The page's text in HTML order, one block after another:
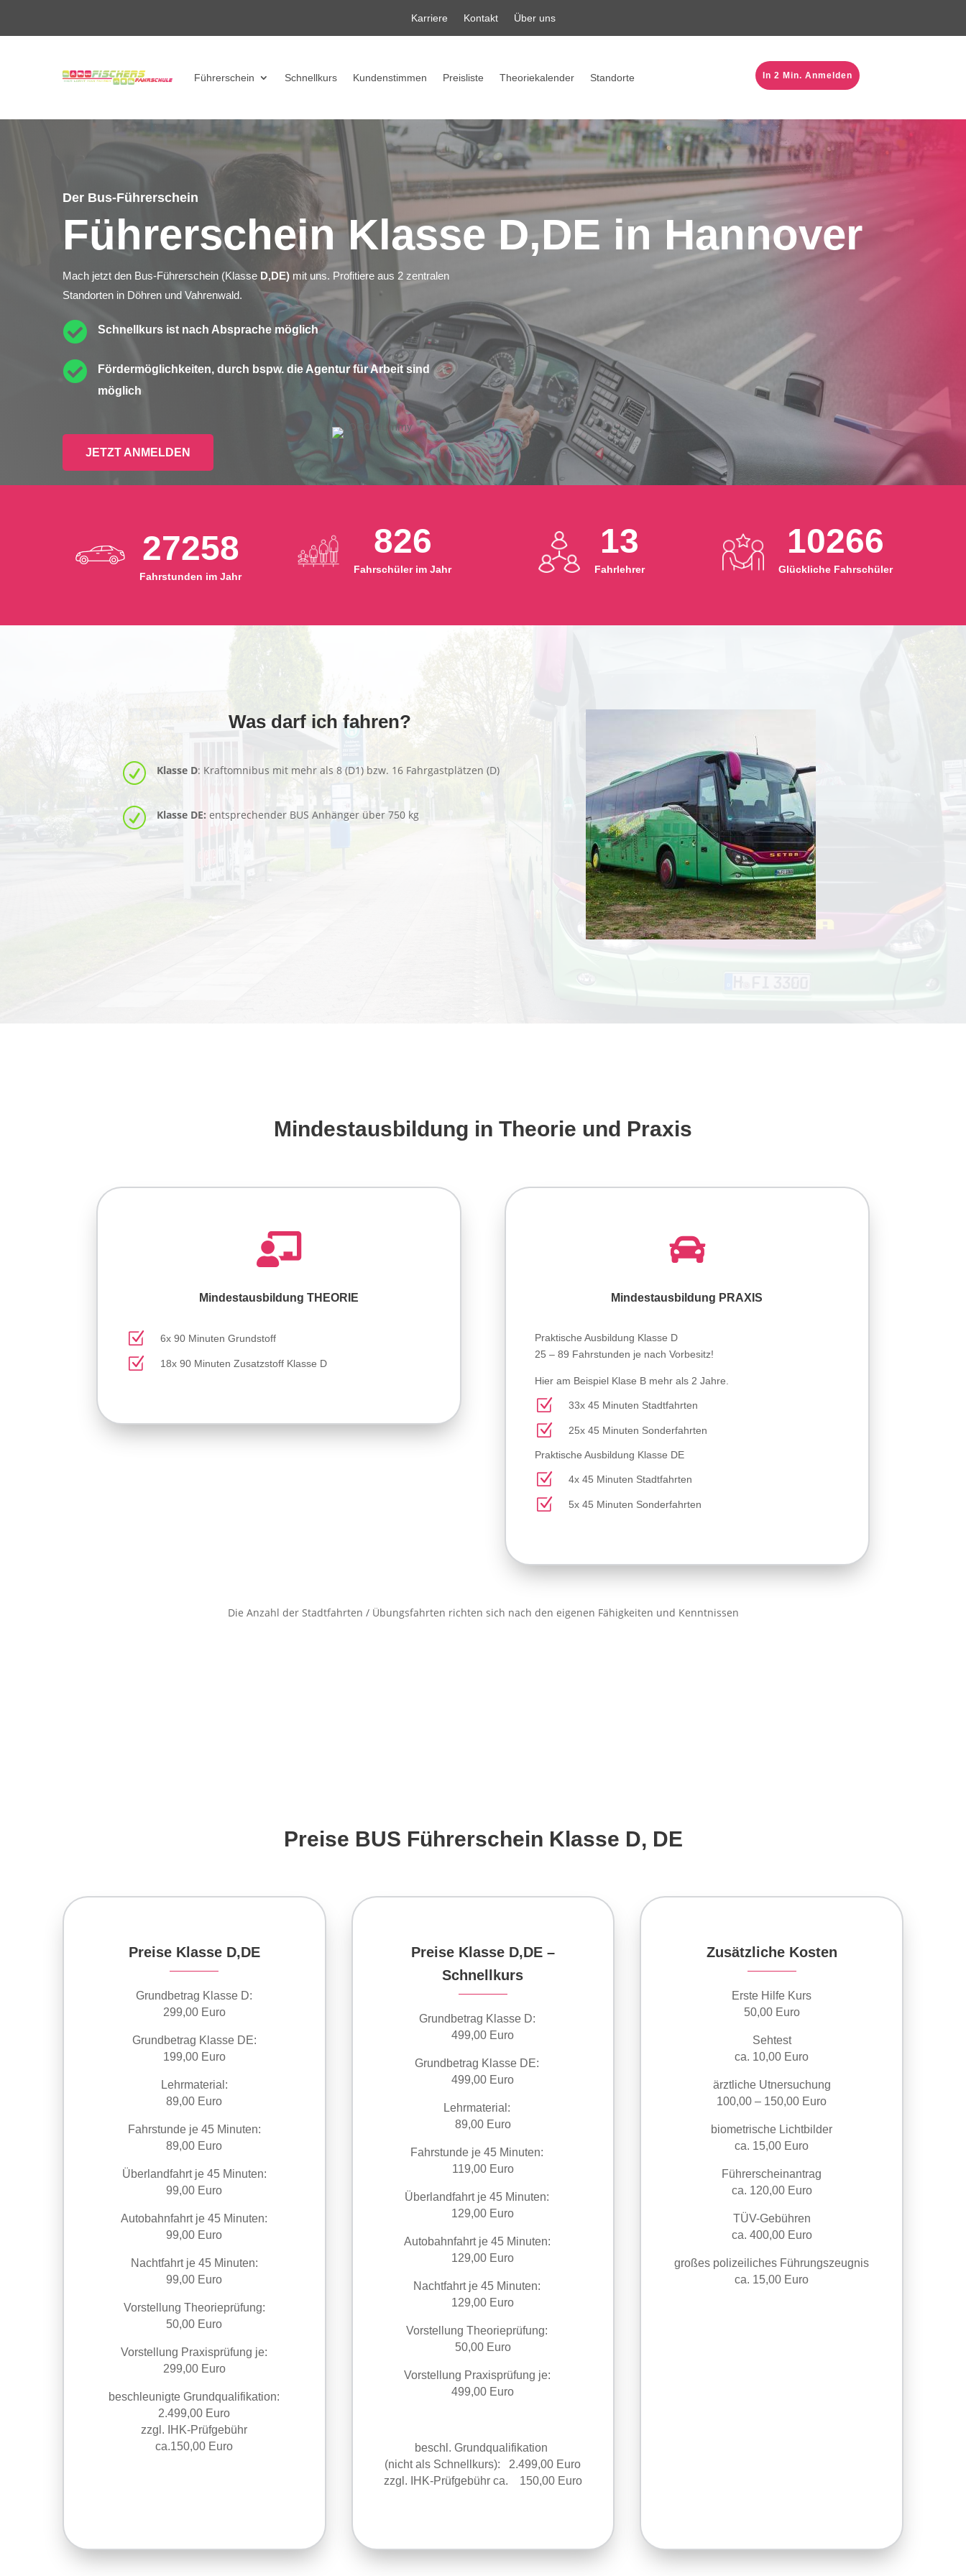
Karriere Kontakt Über uns
Führerschein Schnellkurs Kundenstimmen Preisliste Theoriekalender Standorte In 2 Min. Anmelden
Der Bus-Führerschein
Führerschein Klasse D,DE in Hannover
Mach jetzt den Bus-Führerschein (Klasse D,DE) mit uns. Profitiere aus 2 zentralen
Standorten in Döhren und Vahrenwald.
 Schnellkurs ist nach Absprache möglich

Fördermöglichkeiten, durch bspw. die Agentur für Arbeit sind
möglich
JETZT ANMELDEN
27258
Fahrstunden im Jahr
826
Fahrschüler im Jahr
13
Fahrlehrer
10266
Glückliche Fahrschüler
Was darf ich fahren?
R Klasse D: Kraftomnibus mit mehr als 8 (D1) bzw. 16 Fahrgastplätzen (D)
R Klasse DE: entsprechender BUS Anhänger über 750 kg
Mindestausbildung in Theorie und Praxis

Mindestausbildung THEORIE
Z 6x 90 Minuten Grundstoff
Z 18x 90 Minuten Zusatzstoff Klasse D

Mindestausbildung PRAXIS
Praktische Ausbildung Klasse D
25 – 89 Fahrstunden je nach Vorbesitz!
Hier am Beispiel Klase B mehr als 2 Jahre.
Z 33x 45 Minuten Stadtfahrten
Z 25x 45 Minuten Sonderfahrten
Praktische Ausbildung Klasse DE
Z 4x 45 Minuten Stadtfahrten
Z 5x 45 Minuten Sonderfahrten
Die Anzahl der Stadtfahrten / Übungsfahrten richten sich nach den eigenen Fähigkeiten und Kenntnissen
Preise BUS Führerschein Klasse D, DE
Preise Klasse D,DE
Grundbetrag Klasse D:
299,00 Euro
Grundbetrag Klasse DE:
199,00 Euro
Lehrmaterial:
89,00 Euro
Fahrstunde je 45 Minuten:
89,00 Euro
Überlandfahrt je 45 Minuten:
99,00 Euro
Autobahnfahrt je 45 Minuten:
99,00 Euro
Nachtfahrt je 45 Minuten:
99,00 Euro
Vorstellung Theorieprüfung:
50,00 Euro
Vorstellung Praxisprüfung je:
299,00 Euro
beschleunigte Grundqualifikation:
2.499,00 Euro
zzgl. IHK-Prüfgebühr
ca.150,00 Euro
Preise Klasse D,DE –
Schnellkurs
Grundbetrag Klasse D:
499,00 Euro
Grundbetrag Klasse DE:
499,00 Euro
Lehrmaterial:
89,00 Euro
Fahrstunde je 45 Minuten:
119,00 Euro
Überlandfahrt je 45 Minuten:
129,00 Euro
Autobahnfahrt je 45 Minuten:
129,00 Euro
Nachtfahrt je 45 Minuten:
129,00 Euro
Vorstellung Theorieprüfung:
50,00 Euro
Vorstellung Praxisprüfung je:
499,00 Euro
beschl. Grundqualifikation
(nicht als Schnellkurs): 2.499,00 Euro
zzgl. IHK-Prüfgebühr ca. 150,00 Euro
Zusätzliche Kosten
Erste Hilfe Kurs
50,00 Euro
Sehtest
ca. 10,00 Euro
ärztliche Utnersuchung
100,00 – 150,00 Euro
biometrische Lichtbilder
ca. 15,00 Euro
Führerscheinantrag
ca. 120,00 Euro
TÜV-Gebühren
ca. 400,00 Euro
großes polizeiliches Führungszeugnis
ca. 15,00 Euro